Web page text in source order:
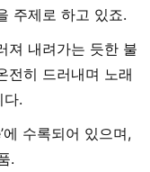
주제로 하고 있죠.
져 내려가는 듯한 불
전히 드러내며 노래
.
에 수록되어 있으며,
.